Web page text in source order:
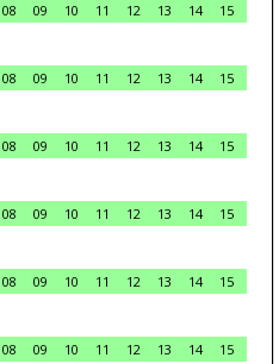
08 09 10 11 12 13 14
15
08 09 10 11 12 13 14
15
08 09 10 11 12 13 14
15
08 09 10 11 12 13 14
15
08 09 10 11 12 13 14
15
08 09 10 11 12 13 14
15